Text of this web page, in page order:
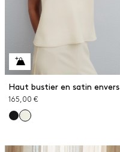
Haut bustier en satin envers
165,00 €